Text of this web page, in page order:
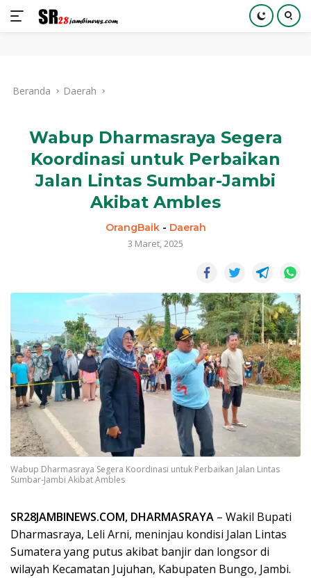
kontenBeranda Daerah
Wabup Dharmasraya Segera
Koordinasi untuk Perbaikan
Jalan Lintas Sumbar-Jambi
Akibat Ambles
OrangBaik- Daerah
3 Maret, 2025
Wabup Dharmasraya Segera Koordinasi untuk Perbaikan Jalan Lintas
Sumbar-Jambi Akibat Ambles
SR28JAMBINEWS.COM, DHARMASRAYA – Wakil Bupati
Dharmasraya, Leli Arni, meninjau kondisi Jalan Lintas
Sumatera yang putus akibat banjir dan longsor di
wilayah Kecamatan Jujuhan, Kabupaten Bungo, Jambi.